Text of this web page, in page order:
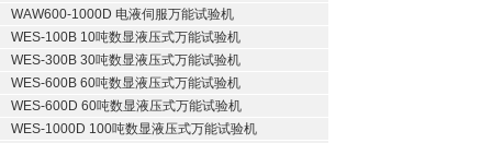
WAW600-1000D 电液伺服万能试验机
WES-100B 10吨数显液压式万能试验机
WES-300B 30吨数显液压式万能试验机
WES-600B 60吨数显液压式万能试验机
WES-600D 60吨数显液压式万能试验机
WES-1000D 100吨数显液压式万能试验机